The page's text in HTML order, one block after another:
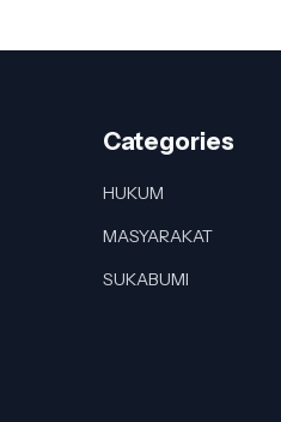
Categories
HUKUM
MASYARAKAT
SUKABUMI